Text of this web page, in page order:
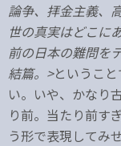
論争、拝金主義、
世の真実はどこに
前の日本の難問を
結篇。>というこ
い。いや、かなり
り前。当たり前す
う形で表現してみ